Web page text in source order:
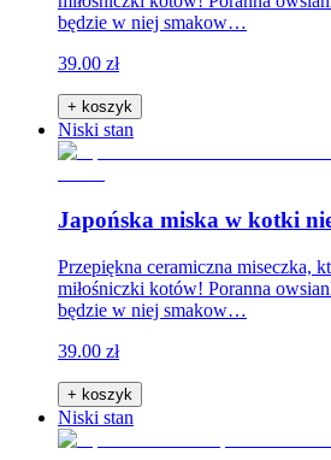
będzie w niej smakow…
39.00 zł
+ koszyk
Niski stan
Japońska miska w kotki
Przepiękna ceramiczna miseczka,
miłośniczki kotów! Poranna
będzie w niej smakow…
39.00 zł
+ koszyk
Niski stan